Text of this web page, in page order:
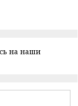
на наши